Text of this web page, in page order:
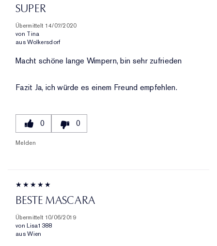
DER
UND
BEWERTUNGEN
KATEGORIE,
ANZAHL
BEWERTUNGEN
SUPER
Übermittelt 14/07/2020
von Tina
aus Wolkersdorf
Macht schöne lange Wimpern, bin sehr zufrieden
Fazit Ja, ich würde es einem Freund empfehlen.
0 0
Melden
BESTE MASCARA
Übermittelt 10/06/2019
von Lisa1388
aus Wien